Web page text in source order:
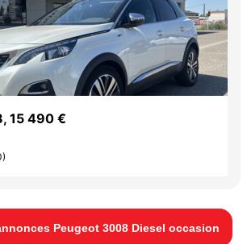
15 490 €
Peugeot 3008 Diesel occasion